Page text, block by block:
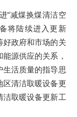
减煤换煤清洁空
将陆续进入更新
好政府和市场的关
源供应的关系，
生活质量的指导思
区清洁取暖设备更
洁取暖设备更新工